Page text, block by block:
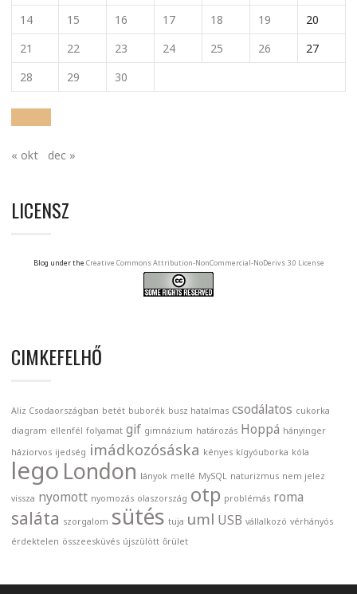
14
15 16 17 18 19
20
21
22 23 24 25 26
27
28
29 30
« okt dec »
LICENSZ
Blog under the Creative Commons Attribution-NonCommercial-NoDerivs 3.0 License
CIMKEFELHŐ
Aliz Csodaországban betét buborék busz hatalmas csodálatos cukorka
diagram ellenfél folyamat gif gimnázium határozás Hoppá hányinger
háziorvos ijedség imádkozósáska kényes kígyóuborka kóla
lego London lányok mellé MySQL naturizmus nem jelez
vissza nyomott nyomozás olaszország otp problémás roma
saláta szorgalom sütés tuja uml USB vállalkozó vérhányós
érdektelen összeesküvés újszülött őrület